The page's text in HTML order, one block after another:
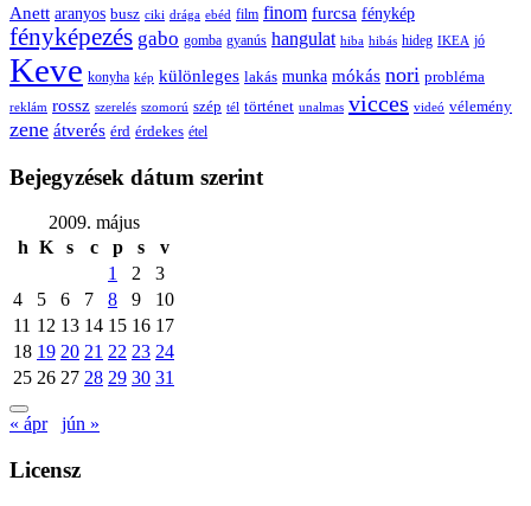
Anett aranyos busz ciki drága ebéd film finom furcsa fénykép
fényképezés gabo gomba gyanús hangulat hiba hibás hideg IKEA jó
Keve konyha kép különleges lakás munka mókás nori probléma
reklám rossz szerelés szomorú szép tél történet unalmas vicces videó vélemény
zene átverés érd érdekes étel
Bejegyzések dátum szerint
2009. május
h K s c p s
v
1
2
3
4
5 6 7 8 9
10
11 12 13 14 15 16 17
18 19 20 21 22 23 24
25 26 27 28 29 30 31
« ápr jún »
Licensz